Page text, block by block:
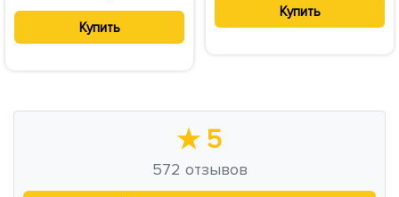
Купить
Купить
★ 5
572 отзывов